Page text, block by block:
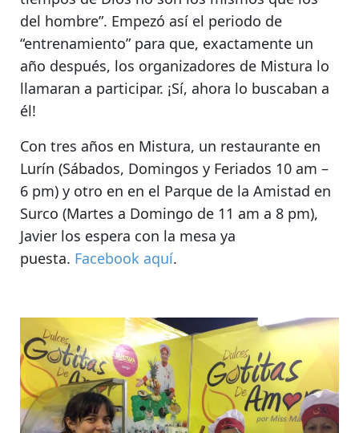
del hombre”. Empezó así el periodo de
“entrenamiento” para que, exactamente un
año después, los organizadores de Mistura lo
llamaran a participar. ¡Sí, ahora lo buscaban a
él!
Con tres años en Mistura, un restaurante en
Lurín (Sábados, Domingos y Feriados 10 am –
6 pm) y otro en en el Parque de la Amistad en
Surco (Martes a Domingo de 11 am a 8 pm),
Javier los espera con la mesa ya
puesta. Facebook aquí.